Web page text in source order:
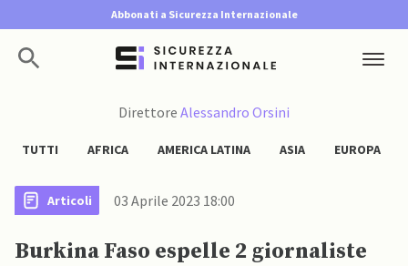
Abbonati a Sicurezza Internazionale
Direttore Alessandro Orsini
TUTTI AFRICA AMERICA LATINA ASIA EUROPA
Articoli 03 Aprile 2023 18:00
Burkina Faso espelle 2 giornaliste